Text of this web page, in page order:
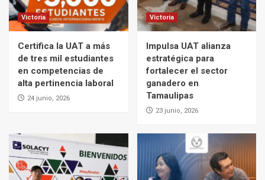
Victoria
Certifica la UAT a más
de tres mil estudiantes
en competencias de
alta pertinencia laboral
24 junio, 2026
Victoria
Impulsa UAT alianza
estratégica para
fortalecer el sector
ganadero en
Tamaulipas
23 junio, 2026